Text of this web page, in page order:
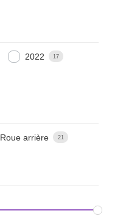
2022 17
Roue arrière 21